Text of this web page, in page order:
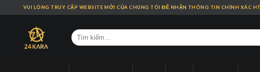
VUI LÒNG TRUY CẬP WEBSITE MỚI CỦA CHÚNG TÔI ĐỂ NHẬN THÔNG TIN CHÍNH XÁC